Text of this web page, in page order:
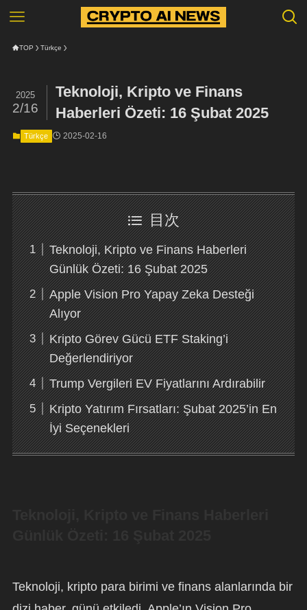
TOP Türkçe
Teknoloji, Kripto ve Finans
Haberleri Özeti: 16 Şubat 2025
2025
2/16
Türkçe 2025-02-16
目次
Teknoloji, Kripto ve Finans Haberleri
Günlük Özeti: 16 Şubat 2025
Apple Vision Pro Yapay Zeka Desteği
Alıyor
Kripto Görev Gücü ETF Staking’i
Değerlendiriyor
Trump Vergileri EV Fiyatlarını Ardırabilir
Kripto Yatırım Fırsatları: Şubat 2025’in En
İyi Seçenekleri
Teknoloji, kripto para birimi ve finans alanlarında bir